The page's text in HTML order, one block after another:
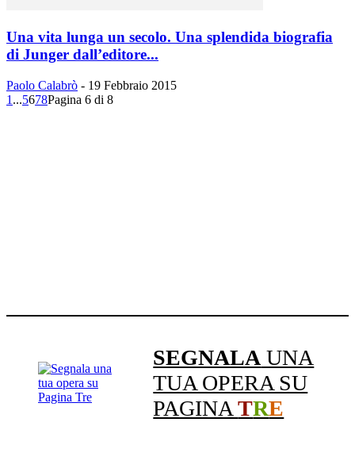
Una vita lunga un secolo. Una splendida biografia
di Junger dall’editore...
Paolo Calabrò - 19 Febbraio 2015
1 ...5678Pagina 6 di 8
SEGNALA UNA
TUA OPERA SU
PAGINATRE